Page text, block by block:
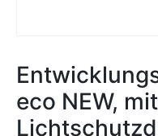
eco NEW,